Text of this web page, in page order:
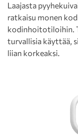
Laajasta
ratkaisu monen
kodinhoitotiloihin.
turvallisia käyttää,
liian korkeaksi.